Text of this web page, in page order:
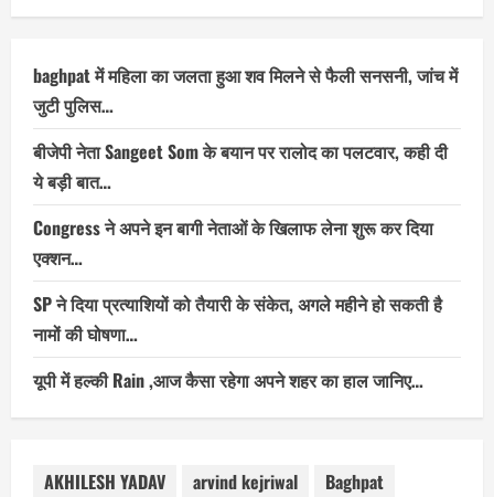
baghpat में महिला का जलता हुआ शव मिलने से फैली सनसनी, जांच में
जुटी पुलिस…
बीजेपी नेता Sangeet Som के बयान पर रालोद का पलटवार, कही दी
ये बड़ी बात…
Congress ने अपने इन बागी नेताओं के खिलाफ लेना शुरू कर दिया
एक्शन…
SP ने दिया प्रत्याशियों को तैयारी के संकेत, अगले महीने हो सकती है
नामों की घोषणा…
यूपी में हल्की Rain ,आज कैसा रहेगा अपने शहर का हाल जानिए…
AKHILESH YADAV arvind kejriwal
Baghpat